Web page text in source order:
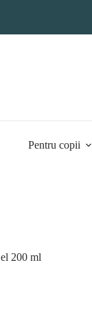
Pentru copii
200 ml